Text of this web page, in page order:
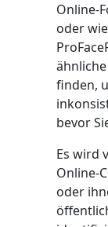
Online-
oder
finden,
bevor
Es wird
Online-
oder